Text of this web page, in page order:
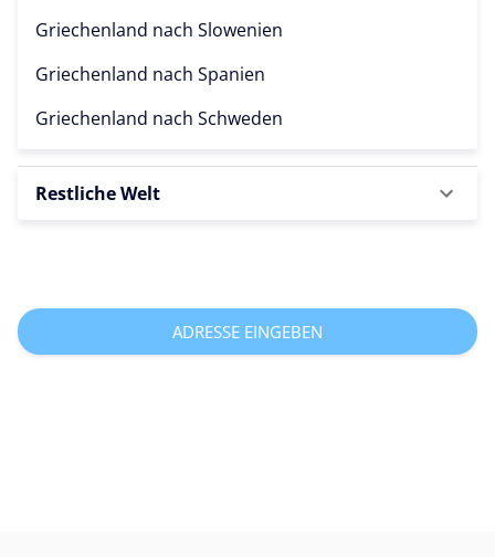
Griechenland nach Slowenien
Griechenland nach Spanien
Griechenland nach Schweden
Restliche Welt
ADRESSE EINGEBEN